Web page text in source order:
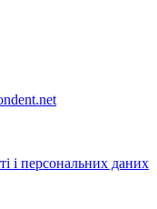
і персональних даних